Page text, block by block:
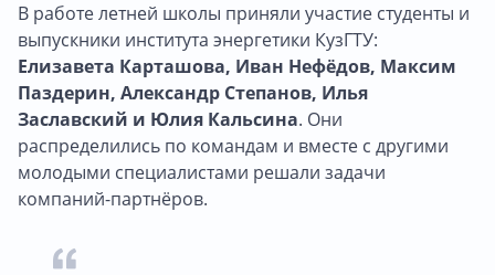
В работе летней школы приняли участие студенты и
выпускники института энергетики КузГТУ:
Елизавета Карташова, Иван Нефёдов, Максим
Паздерин, Александр Степанов, Илья
Заславский и Юлия Кальсина. Они
распределились по командам и вместе с другими
молодыми специалистами решали задачи
компаний-партнёров.